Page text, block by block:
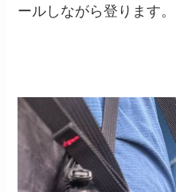
ールしながら登ります。